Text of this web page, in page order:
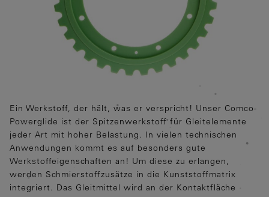
Ein Werkstoff, der hält, was er verspricht! Unser Comco-
Powerglide ist der Spitzenwerkstoff für Gleitelemente
jeder Art mit hoher Belastung. In vielen technischen
Anwendungen kommt es auf besonders gute
Werkstoffeigenschaften an! Um diese zu erlangen,
werden Schmierstoffzusätze in die Kunststoffmatrix
integriert. Das Gleitmittel wird an der Kontaktfläche